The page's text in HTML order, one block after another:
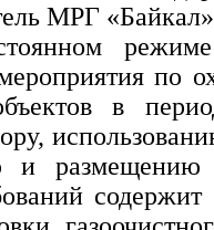
МРГ
режиме
по
в
и размещению
содержит